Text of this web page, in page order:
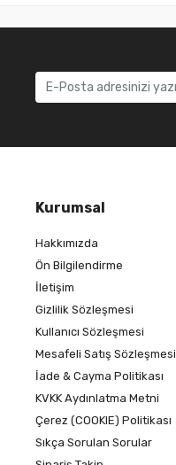
Kurumsal
Hakkımızda
Ön Bilgilendirme
İletişim
Gizlilik Sözleşmesi
Kullanıcı Sözleşmesi
Mesafeli Satış Sözleşmesi
İade & Cayma Politikası
KVKK Aydınlatma Metni
Çerez (COOKIE) Politikası
Sıkça Sorulan Sorular